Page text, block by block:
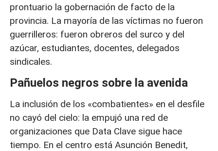
prontuario la gobernación de facto de la
provincia. La mayoría de las víctimas no fueron
guerrilleros: fueron obreros del surco y del
azúcar, estudiantes, docentes, delegados
sindicales.
Pañuelos negros sobre la avenida
La inclusión de los «combatientes» en el desfile
no cayó del cielo: la empujó una red de
organizaciones que Data Clave sigue hace
tiempo. En el centro está Asunción Benedit,